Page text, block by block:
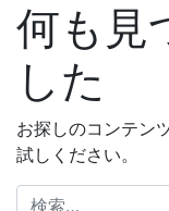
何も見
した
お探しのコンテン
試しください。
検索: